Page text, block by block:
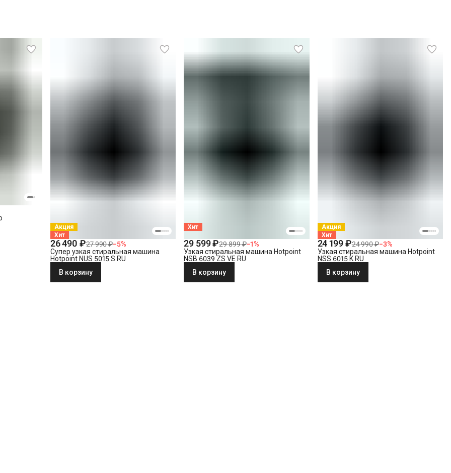
Акция
Хит
26 490 ₽27 990 ₽−5%
Супер узкая стиральная машина
Hotpoint NUS 5015 S RU
В корзину
Хит
29 599 ₽29 899 ₽−1%
Узкая стиральная машина Hotpoint
NSB 6039 ZS VE RU
В корзину
Акция
Хит
24 199 ₽24 990 ₽−3%
Узкая стиральная машина Hotpoint
NSS 6015 K RU
В корзину